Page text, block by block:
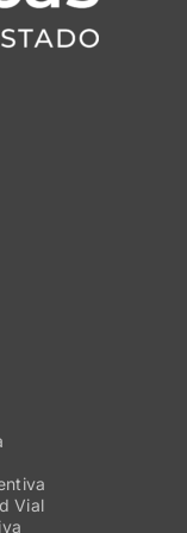
Vial